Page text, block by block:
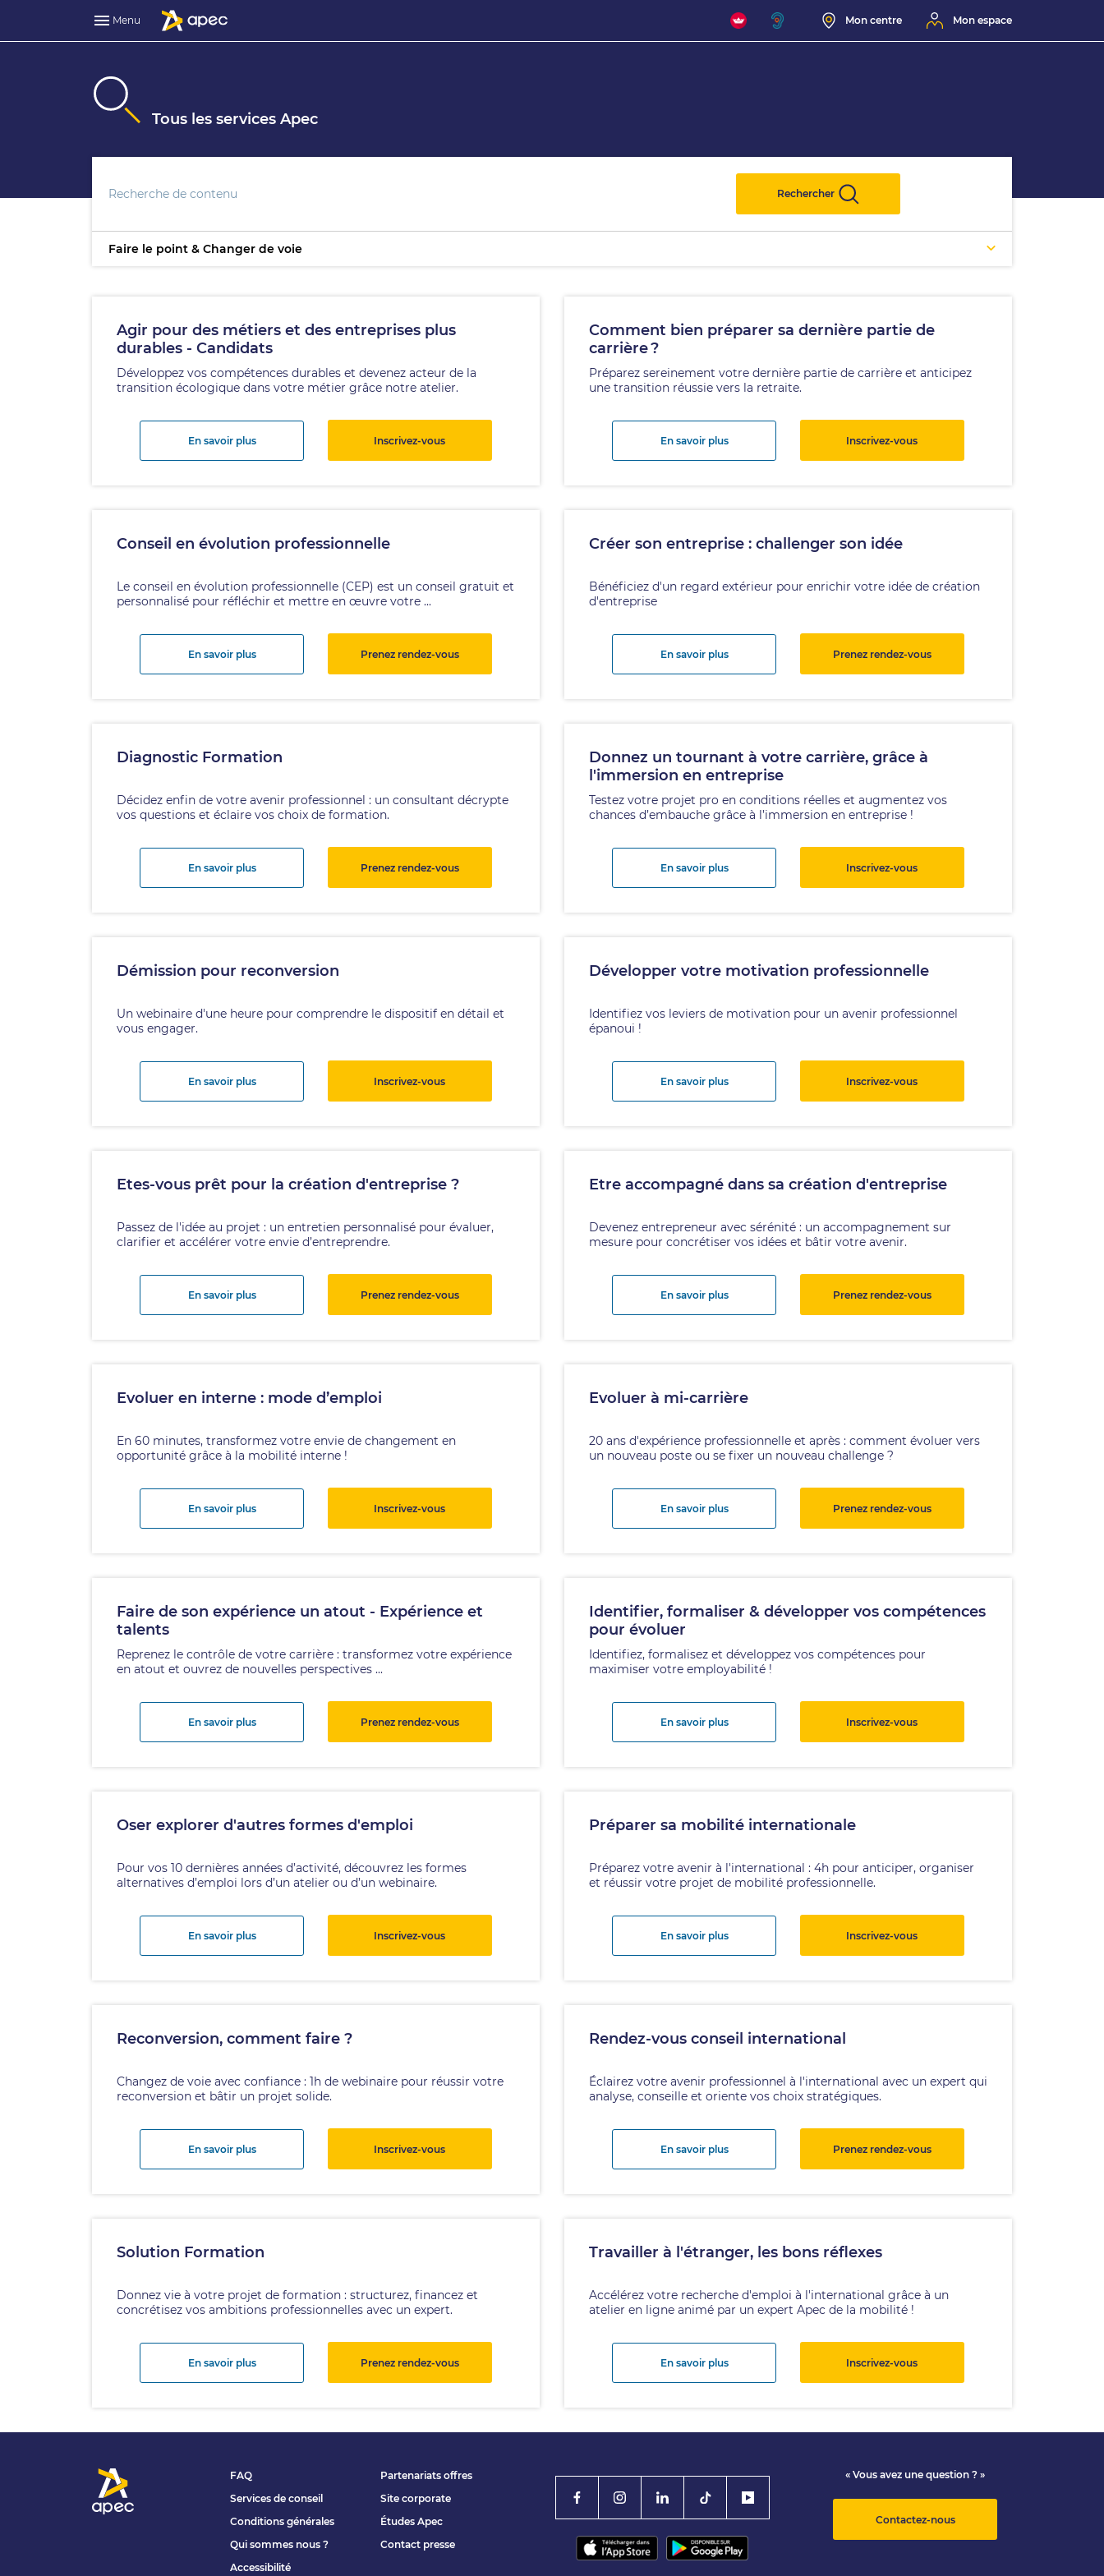
Menu Mon centre Mon espace
Tous les services Apec
Rechercher
Faire le point & Changer de voie
Agir pour des métiers et des entreprises plus
durables - Candidats
Développez vos compétences durables et devenez acteur de la
transition écologique dans votre métier grâce notre atelier.
En savoir plus Inscrivez-vous
Comment bien préparer sa dernière partie de
carrière ?
Préparez sereinement votre dernière partie de carrière et anticipez
une transition réussie vers la retraite.
En savoir plus Inscrivez-vous
Conseil en évolution professionnelle
Le conseil en évolution professionnelle (CEP) est un conseil gratuit et
personnalisé pour réfléchir et mettre en œuvre votre ...
En savoir plus Prenez rendez-vous
Créer son entreprise : challenger son idée
Bénéficiez d'un regard extérieur pour enrichir votre idée de création
d'entreprise
En savoir plus Prenez rendez-vous
Diagnostic Formation
Décidez enfin de votre avenir professionnel : un consultant décrypte
vos questions et éclaire vos choix de formation.
En savoir plus Prenez rendez-vous
Donnez un tournant à votre carrière, grâce à
l'immersion en entreprise
Testez votre projet pro en conditions réelles et augmentez vos
chances d’embauche grâce à l’immersion en entreprise !
En savoir plus Inscrivez-vous
Démission pour reconversion
Un webinaire d'une heure pour comprendre le dispositif en détail et
vous engager.
En savoir plus Inscrivez-vous
Développer votre motivation professionnelle
Identifiez vos leviers de motivation pour un avenir professionnel
épanoui !
En savoir plus Inscrivez-vous
Etes-vous prêt pour la création d'entreprise ?
Passez de l'idée au projet : un entretien personnalisé pour évaluer,
clarifier et accélérer votre envie d’entreprendre.
En savoir plus Prenez rendez-vous
Etre accompagné dans sa création d'entreprise
Devenez entrepreneur avec sérénité : un accompagnement sur
mesure pour concrétiser vos idées et bâtir votre avenir.
En savoir plus Prenez rendez-vous
Evoluer en interne : mode d’emploi
En 60 minutes, transformez votre envie de changement en
opportunité grâce à la mobilité interne !
En savoir plus Inscrivez-vous
Evoluer à mi-carrière
20 ans d'expérience professionnelle et après : comment évoluer vers
un nouveau poste ou se fixer un nouveau challenge ?
En savoir plus Prenez rendez-vous
Faire de son expérience un atout - Expérience et
talents
Reprenez le contrôle de votre carrière : transformez votre expérience
en atout et ouvrez de nouvelles perspectives ...
En savoir plus Prenez rendez-vous
Identifier, formaliser & développer vos compétences
pour évoluer
Identifiez, formalisez et développez vos compétences pour
maximiser votre employabilité !
En savoir plus Inscrivez-vous
Oser explorer d'autres formes d'emploi
Pour vos 10 dernières années d’activité, découvrez les formes
alternatives d’emploi lors d’un atelier ou d’un webinaire.
En savoir plus Inscrivez-vous
Préparer sa mobilité internationale
Préparez votre avenir à l'international : 4h pour anticiper, organiser
et réussir votre projet de mobilité professionnelle.
En savoir plus Inscrivez-vous
Reconversion, comment faire ?
Changez de voie avec confiance : 1h de webinaire pour réussir votre
reconversion et bâtir un projet solide.
En savoir plus Inscrivez-vous
Rendez-vous conseil international
Éclairez votre avenir professionnel à l'international avec un expert qui
analyse, conseille et oriente vos choix stratégiques.
En savoir plus Prenez rendez-vous
Solution Formation
Donnez vie à votre projet de formation : structurez, financez et
concrétisez vos ambitions professionnelles avec un expert.
En savoir plus Prenez rendez-vous
Travailler à l'étranger, les bons réflexes
Accélérez votre recherche d'emploi à l'international grâce à un
atelier en ligne animé par un expert Apec de la mobilité !
En savoir plus Inscrivez-vous
FAQ
Services de conseil
Conditions générales
Qui sommes nous ?
Accessibilité
Partenariats offres
Site corporate
Études Apec
Contact presse
« Vous avez une question ? »
Contactez-nous